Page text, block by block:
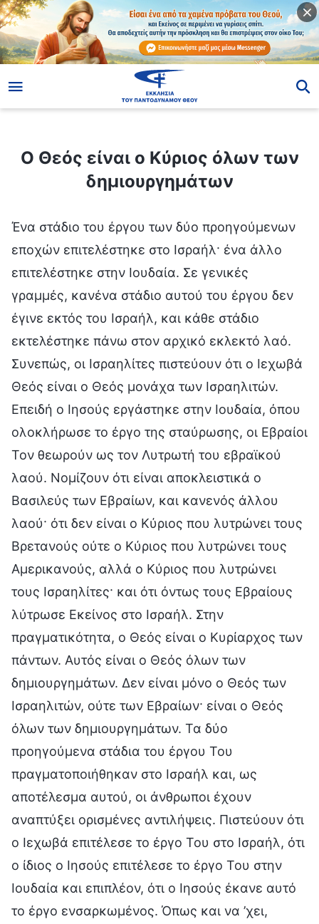
Ο Θεός είναι ο Κύριος όλων των δημιουργημάτων
Ο Θεός είναι ο Κύριος όλων των
δημιουργημάτων
Ένα στάδιο του έργου των δύο προηγούμενων
εποχών επιτελέστηκε στο Ισραήλ· ένα άλλο
επιτελέστηκε στην Ιουδαία. Σε γενικές
γραμμές, κανένα στάδιο αυτού του έργου δεν
έγινε εκτός του Ισραήλ, και κάθε στάδιο
εκτελέστηκε πάνω στον αρχικό εκλεκτό λαό.
Συνεπώς, οι Ισραηλίτες πιστεύουν ότι ο Ιεχωβά
Θεός είναι ο Θεός μονάχα των Ισραηλιτών.
Επειδή ο Ιησούς εργάστηκε στην Ιουδαία, όπου
ολοκλήρωσε το έργο της σταύρωσης, οι Εβραίοι
Τον θεωρούν ως τον Λυτρωτή του εβραϊκού
λαού. Νομίζουν ότι είναι αποκλειστικά ο
Βασιλεύς των Εβραίων, και κανενός άλλου
λαού· ότι δεν είναι ο Κύριος που λυτρώνει τους
Βρετανούς ούτε ο Κύριος που λυτρώνει τους
Αμερικανούς, αλλά ο Κύριος που λυτρώνει
τους Ισραηλίτες· και ότι όντως τους Εβραίους
λύτρωσε Εκείνος στο Ισραήλ. Στην
πραγματικότητα, ο Θεός είναι ο Κυρίαρχος των
πάντων. Αυτός είναι ο Θεός όλων των
δημιουργημάτων. Δεν είναι μόνο ο Θεός των
Ισραηλιτών, ούτε των Εβραίων· είναι ο Θεός
όλων των δημιουργημάτων. Τα δύο
προηγούμενα στάδια του έργου Του
πραγματοποιήθηκαν στο Ισραήλ και, ως
αποτέλεσμα αυτού, οι άνθρωποι έχουν
αναπτύξει ορισμένες αντιλήψεις. Πιστεύουν ότι
ο Ιεχωβά επιτέλεσε το έργο Του στο Ισραήλ, ότι
ο ίδιος ο Ιησούς επιτέλεσε το έργο Του στην
Ιουδαία και επιπλέον, ότι ο Ιησούς έκανε αυτό
το έργο ενσαρκωμένος. Όπως και να ’χει,